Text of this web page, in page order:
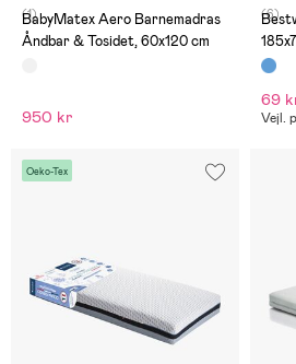
(1)
BabyMatex Aero Barnemadras
Åndbar & Tosidet, 60x120 cm
950 kr
(6)
69
Vejl.
Oeko-Tex